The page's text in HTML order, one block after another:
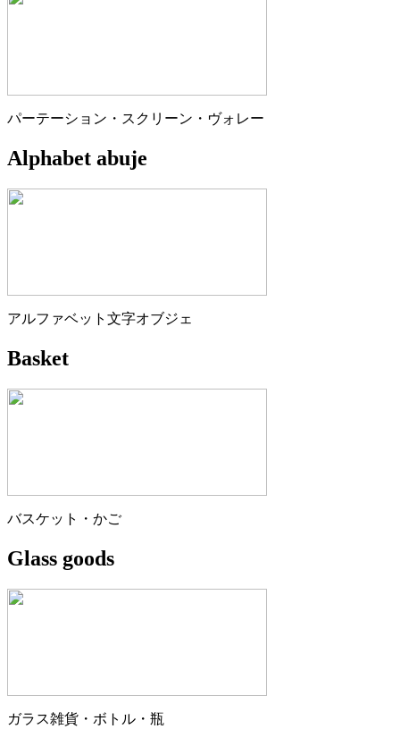
パーテーション・スクリーン・ヴォレー
Alphabet abuje
アルファベット文字オブジェ
Basket
バスケット・かご
Glass goods
ガラス雑貨・ボトル・瓶